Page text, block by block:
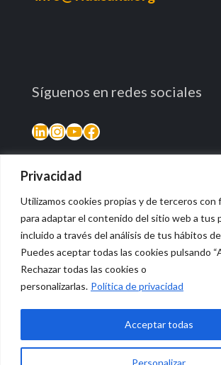
Privacidad
Utilizamos cookies propias y de terceros con
para adaptar el contenido del sitio web a tus
incluido a través del análisis de tus hábitos
Puedes aceptar todas las cookies pulsando
Rechazar todas las cookies o
personalizarlas. Política de privacidad
Personalizar
Acceptar todas
Síguenos en redes sociales
LinkedIn
Instagram
YouTube
Facebook
© 2026 Vidasana | All Rights
Aviso legal
Política de
Política de devolución